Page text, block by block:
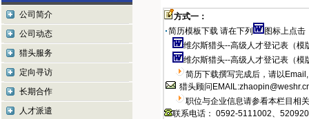
公司简介
公司动态
猎头服务
定向寻访
长期合作
人才派遣
方式一：
简历模板下载 请在下列
图标上点击
维尔斯猎头--高级人才登记表（模
维尔斯猎头--高级人才登记表（模
简历下载撰写完成后，请以
猎头顾问EMAIL:
职位与企业信息请参看本栏目相
联系电话： 0592-5111002、